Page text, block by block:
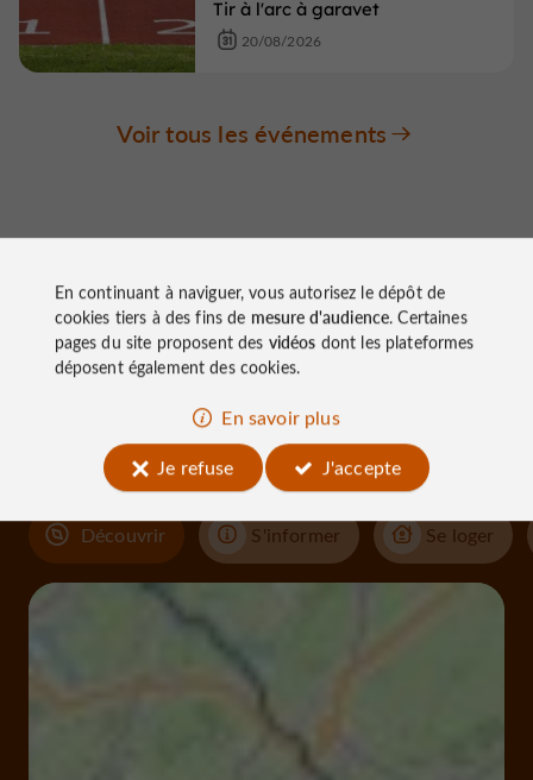
Tir à l'arc à garavet
20/08/2026
Voir tous les événements
À découvrir
aux
alentours
Découvrir S'informer Se loger
En continuant à naviguer, vous autorisez le dépôt de
cookies tiers à des fins de mesure d'audience. Certaines
pages du site proposent des vidéos dont les plateformes
déposent également des cookies.
En savoir plus
Je refuse
J'accepte